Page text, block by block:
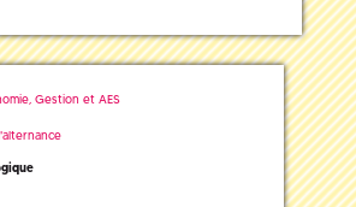
Gestion et AES